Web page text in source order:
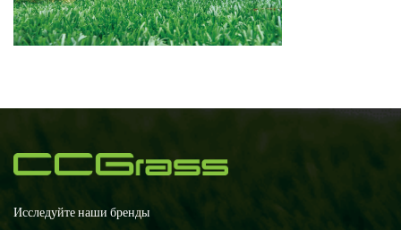
Исследуйте наши бренды